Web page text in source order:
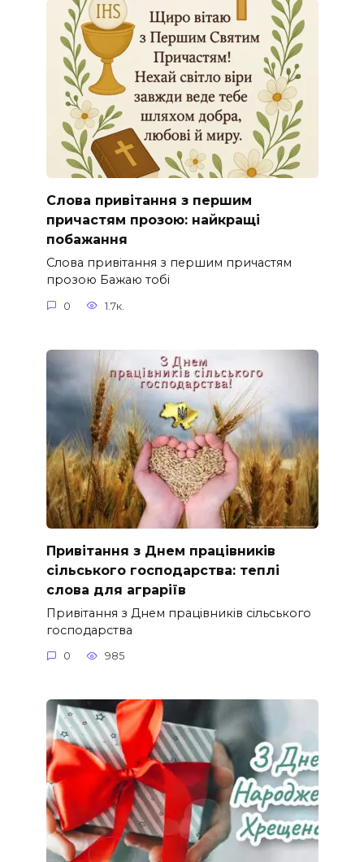
Слова привітання з першим
причастям прозою: найкращі
побажання
Слова привітання з першим причастям
прозою Бажаю тобі
0 1.7к.
Привітання з Днем працівників
сільського господарства: теплі
слова для аграріїв
Привітання з Днем працівників сільського
господарства
0 985